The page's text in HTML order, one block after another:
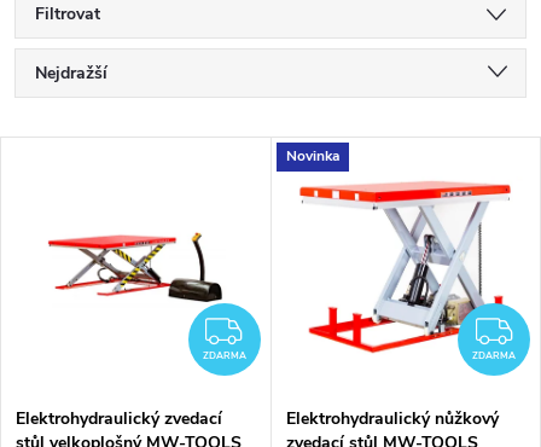
Filtrovat
Ř
a
Nejdražší
s
ZDARMA
ZDARMA
Elektrohydraulický zvedací
Novinka
ZDARMA
Elektrohydraulický nůžkový